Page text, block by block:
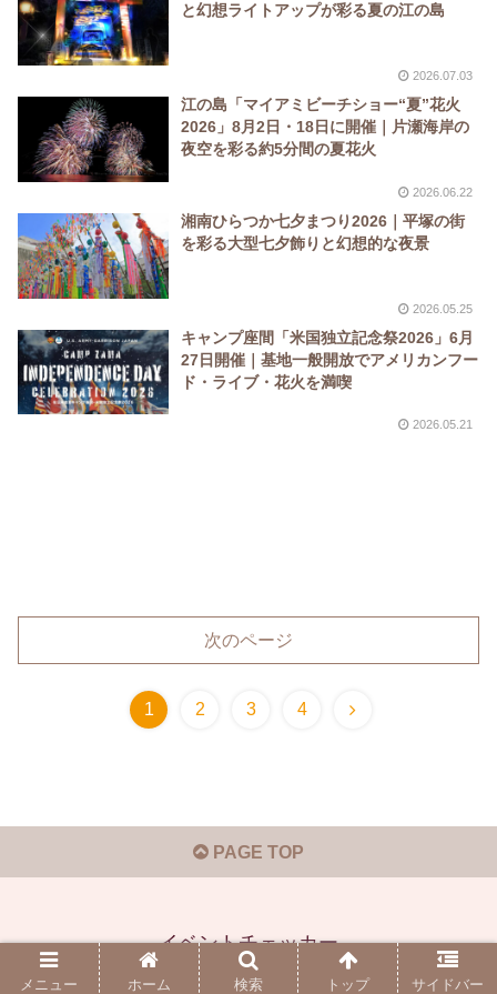
と幻想ライトアップが彩る夏の江の島
2026.07.03
江の島「マイアミビーチショー“夏”花火
2026」8月2日・18日に開催｜片瀬海岸の
夜空を彩る約5分間の夏花火
2026.06.22
湘南ひらつか七夕まつり2026｜平塚の街
を彩る大型七夕飾りと幻想的な夜景
2026.05.25
キャンプ座間「米国独立記念祭2026」6月
27日開催｜基地一般開放でアメリカンフー
ド・ライブ・花火を満喫
2026.05.21
次のページ
1 2 3 4
PAGE TOP
イベントチェッカー
© 2019-2026 イベントチェッカー.
メニュー ホーム 検索 トップ サイドバー